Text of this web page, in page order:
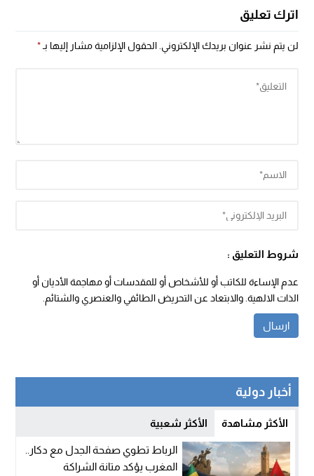
اترك تعليق
لن يتم نشر عنوان بريدك الإلكتروني. الحقول الإلزامية مشار إليها بـ*
شروط التعليق :
عدم الإساءة للكاتب أو للأشخاص أو للمقدسات أو مهاجمة الأديان أو
الذات الالهية. والابتعاد عن التحريض الطائفي والعنصري والشتائم.
أخبار دولية
الأكثر مشاهدة الأكثر شعبية
الرباط تطوي صفحة الجدل مع دكار..
المغرب يؤكد متانة الشراكة